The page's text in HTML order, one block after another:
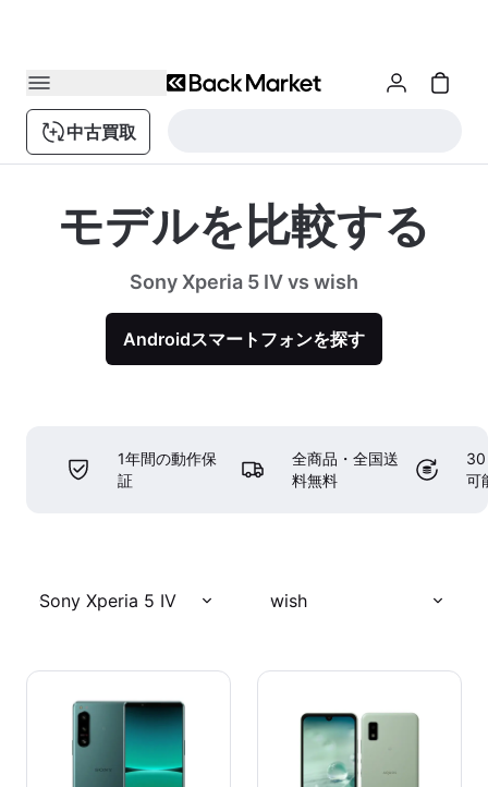
中古買取
モデルを比較する
Sony Xperia 5 IV vs wish
Androidスマートフォンを探す
1年間の動作保
証
全商品・全国送
料無料
30
可
Sony Xperia 5 IV wish